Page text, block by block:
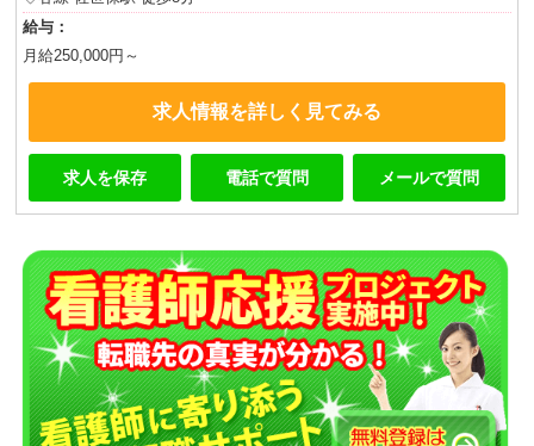
給与：
月給250,000円～
求人情報を詳しく見てみる
求人を保存 電話で質問 メールで質問